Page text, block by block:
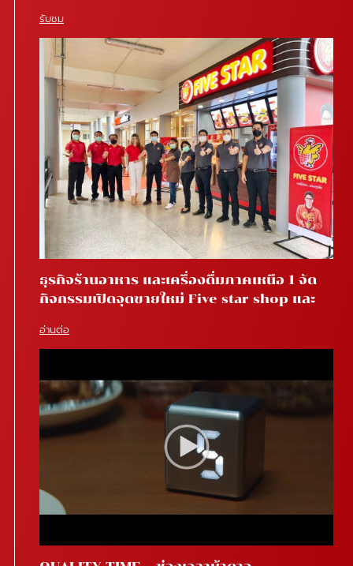
รับชม
ธุรกิจร้านอาหาร และเครื่องดื่มภาคเหนือ 1 จัด
กิจกรรมเปิดจุดขายใหม่ Five star shop และ
อ่านต่อ